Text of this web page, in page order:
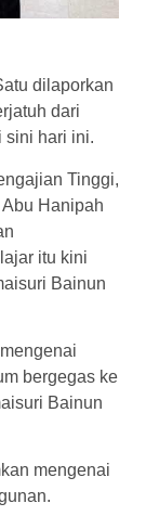
dilaporkan
dari
sini hari ini.
Tinggi,
Hanipah
itu kini
Bainun
bergegas ke
Bainun
mengenai